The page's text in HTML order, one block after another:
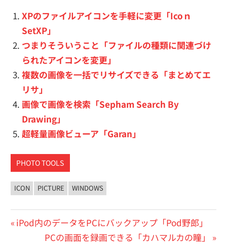
XPのファイルアイコンを手軽に変更「Icoｎ
SetXP」
つまりそういうこと「ファイルの種類に関連づけ
られたアイコンを変更」
複数の画像を一括でリサイズできる「まとめてエ
リサ」
画像で画像を検索「Sepham Search By
Drawing」
超軽量画像ビューア「Garan」
PHOTO TOOLS
ICON PICTURE WINDOWS
投
前
iPod内のデータをPCにバックアップ「Pod野郎」
次
PCの画面を録画できる「カハマルカの瞳」